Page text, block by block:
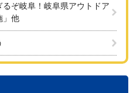
ぞ岐阜！岐阜県アウトドア
」他